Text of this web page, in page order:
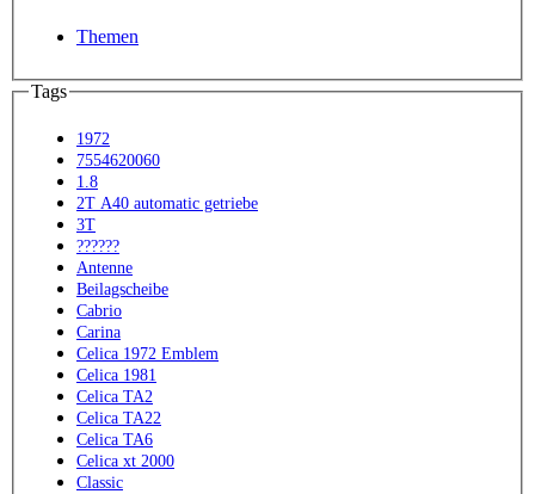
Themen
Tags
1972
7554620060
1.8
2T A40 automatic getriebe
3T
??????
Antenne
Beilagscheibe
Cabrio
Carina
Celica 1972 Emblem
Celica 1981
Celica TA2
Celica TA22
Celica TA6
Celica xt 2000
Classic